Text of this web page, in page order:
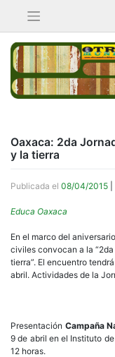
contenido
Oaxaca: 2da
y la tierra
Publicada el 08/04/2015
Educa Oaxaca
En el marco del
civiles convocan a la
tierra”. El encuentro
abril. Actividades de la
Presentación Campaña
9 de abril en el Instituto
12 horas.